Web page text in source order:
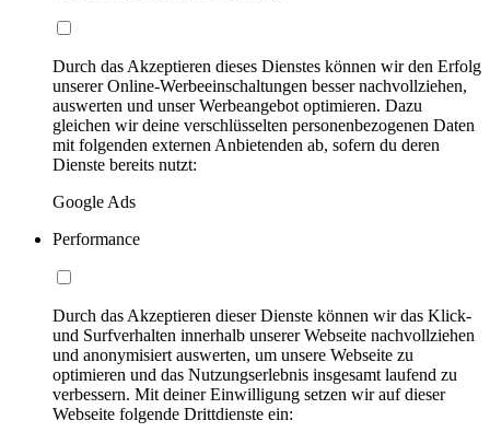
Durch das Akzeptieren dieses Dienstes können wir den Erfolg
unserer Online-Werbeeinschaltungen besser nachvollziehen,
auswerten und unser Werbeangebot optimieren. Dazu
gleichen wir deine verschlüsselten personenbezogenen Daten
mit folgenden externen Anbietenden ab, sofern du deren
Dienste bereits nutzt:
Google Ads
Performance
Durch das Akzeptieren dieser Dienste können wir das Klick-
und Surfverhalten innerhalb unserer Webseite nachvollziehen
und anonymisiert auswerten, um unsere Webseite zu
optimieren und das Nutzungserlebnis insgesamt laufend zu
verbessern. Mit deiner Einwilligung setzen wir auf dieser
Webseite folgende Drittdienste ein: